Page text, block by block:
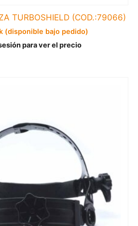
TURBOSHIELD (COD.:79066)
(disponible bajo pedido)
para ver el precio